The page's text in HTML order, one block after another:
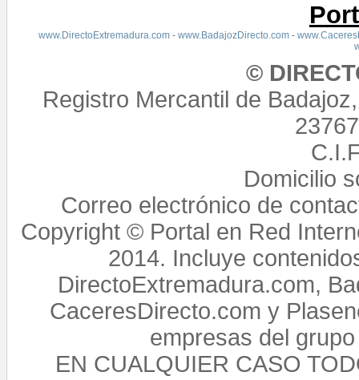
www.DirectoExtremadura.com- www.BadajozDirecto.com-
©
Registro Mercantil de
Domicilio
Correo electrónico de
Copyright © Portal en Red
2014. Incluye
DirectoExtremadura.com,
CaceresDirecto.com y
empresas del
EN CUALQUIER CASO